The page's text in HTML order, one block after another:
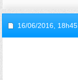
16/06/2016, 18h45